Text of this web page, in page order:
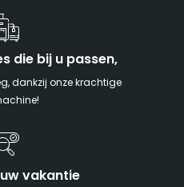
die bij u passen,
dankzij onze krachtige
vakantie